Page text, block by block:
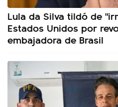
Lula da Silva tildó de
Estados Unidos por
embajadora de Brasil